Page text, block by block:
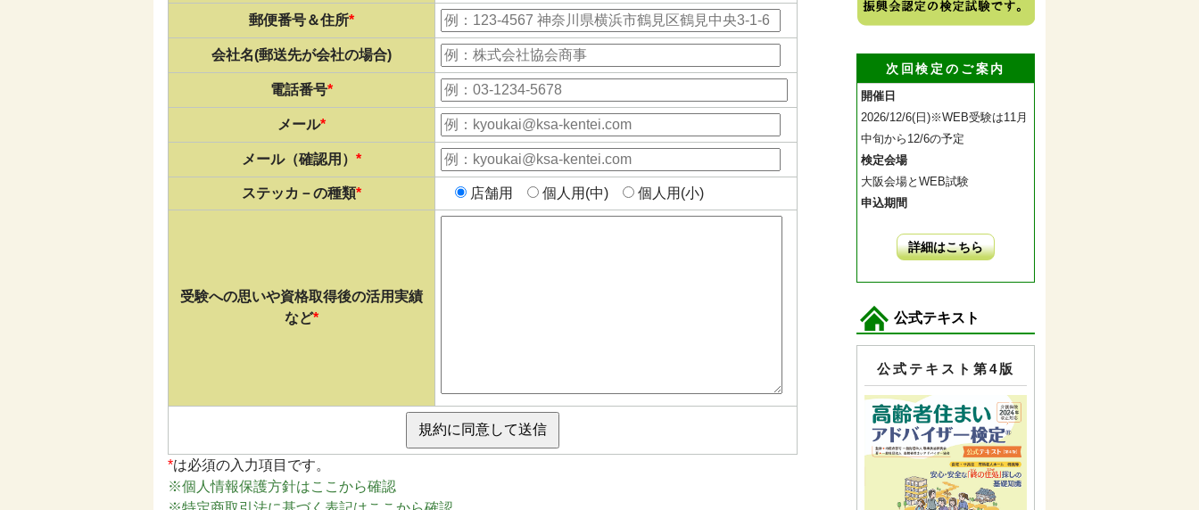
郵便番号＆住所*
会社名(郵送先が会社の場合)
電話番号*
メール*
メール（確認用） *
ステッカ－の種類* 店舗用 個人用(中) 個人用(小)
受験への思いや資格取得後の活用実績
など*
*は必須の入力項目です。
※個人情報保護方針はここから確認
次回検定のご案内
開催日
2026/12/6(日)※WEB受験は11月
中旬から12/6の予定
検定会場
大阪会場とWEB試験
申込期間
詳細はこちら
公式テキスト
公式テキスト第4版